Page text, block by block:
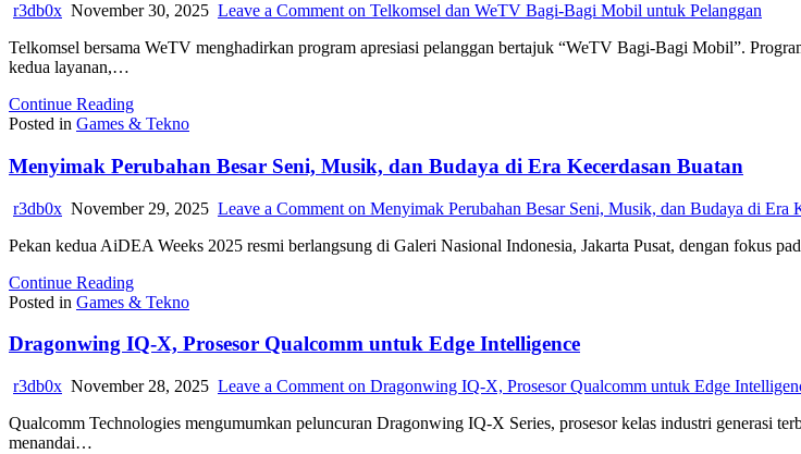
r3db0x November 30, 2025 Leave a Comment on Telkomsel dan WeTV Bagi-Bagi Mobil untuk Pelanggan
Telkomsel bersama WeTV menghadirkan program apresiasi pelanggan bertajuk “WeTV Bagi-Bagi Mobil”.
kedua layanan,…
Continue Reading
Posted in Games & Tekno
Menyimak Perubahan Besar Seni, Musik, dan Budaya di Era Kecerdasan Buatan
r3db0x November 29, 2025 Leave a Comment on Menyimak Perubahan Besar Seni, Musik, dan Budaya di Era
Pekan kedua AiDEA Weeks 2025 resmi berlangsung di Galeri Nasional Indonesia, Jakarta Pusat, dengan fokus
Continue Reading
Posted in Games & Tekno
Dragonwing IQ-X, Prosesor Qualcomm untuk Edge Intelligence
r3db0x November 28, 2025 Leave a Comment on Dragonwing IQ-X, Prosesor Qualcomm untuk Edge
Qualcomm Technologies mengumumkan peluncuran Dragonwing IQ-X Series, prosesor kelas industri generasi
menandai…